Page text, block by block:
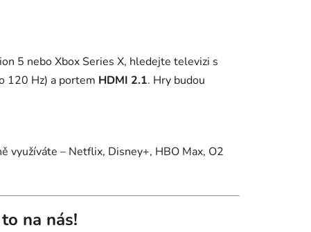
5 nebo Xbox Series X, hledejte televizi s
120 Hz) a portem HDMI 2.1. Hry budou
využíváte – Netflix, Disney+, HBO Max, O2
na nás!